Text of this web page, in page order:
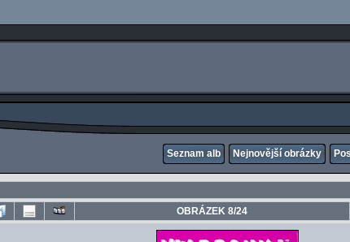
Seznam alb Nejnovější obrázky
OBRÁZEK 8/24